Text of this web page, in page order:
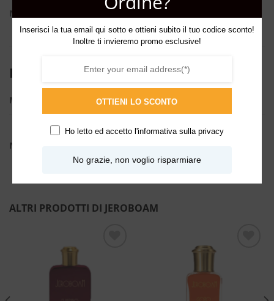
Note di Base: Legno di Cedro, Legno Secco, Muschio Bianco.
INFORMAZIONI AGGIUNTIVE
ML 2ml, 30ml
NOTE
Dolci,Floreali ,Floreali
Muschiate,Legnose
ALTRI PRODOTTI DI JEROBOAM
alla lista
Inserisci la tua email qui sotto e ottieni subito il tuo codice sconto!
Inoltre ti invieremo promo esclusive!
OTTIENI LO SCONTO
Ho letto ed accetto l'informativa sulla privacy
No grazie, non voglio risparmiare